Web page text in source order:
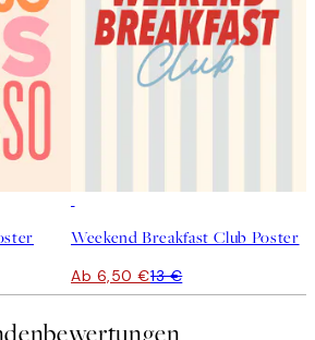
Weekend Breakfast Club Poster
Ab 6,50 €13 €